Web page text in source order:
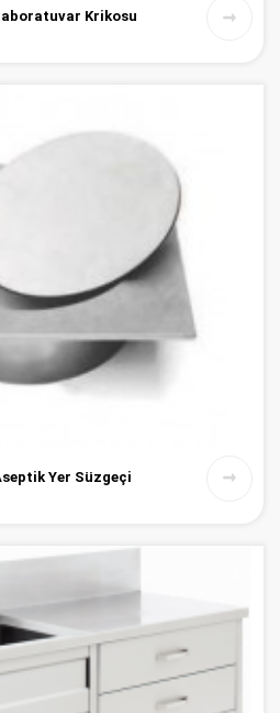
Krikosu
Yer Süzgeçi